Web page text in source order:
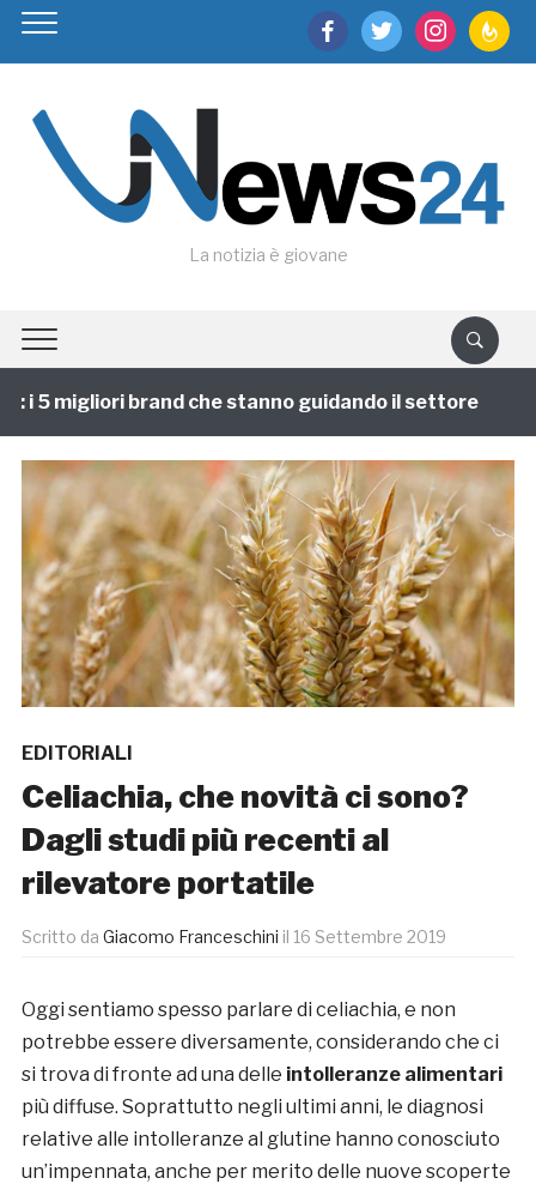
facebooktwitter instagram
La notizia è giovane
migliori brand che stanno guidando il settore
EDITORIALI
Celiachia, che novità ci sono?
Dagli studi più recenti al
rilevatore portatile
Scritto da Giacomo Franceschini il 16 Settembre 2019
Oggi sentiamo spesso parlare di celiachia, e non
potrebbe essere diversamente, considerando che ci
si trova di fronte ad una delle intolleranze alimentari
più diffuse. Soprattutto negli ultimi anni, le diagnosi
relative alle intolleranze al glutine hanno conosciuto
un’impennata, anche per merito delle nuove scoperte